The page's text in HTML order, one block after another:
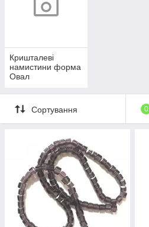
Кришталеві
намистини форма
Овал
Сортування 0